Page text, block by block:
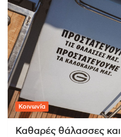
Κοινωνία
Καθαρές θάλασσες